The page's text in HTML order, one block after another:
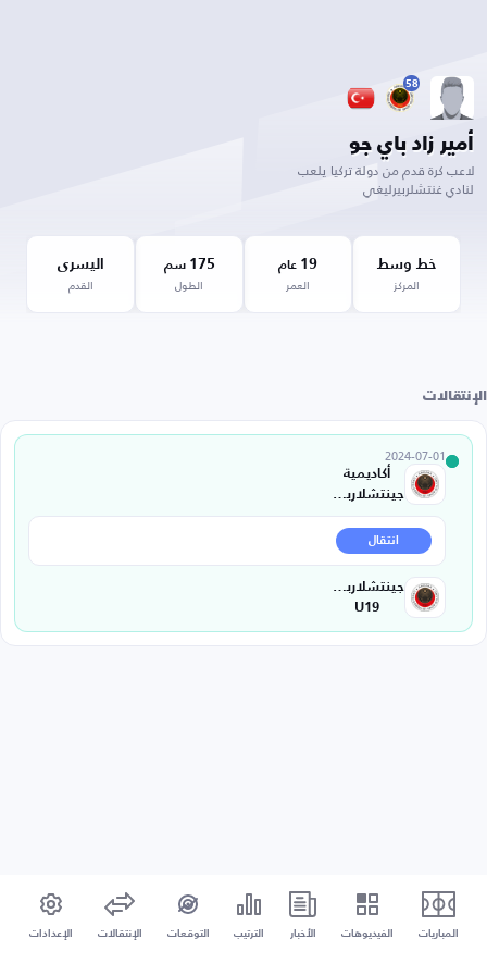
58
أمير زاد باي جو
لاعب كرة قدم من دولة تركيا يلعب
لنادي غنتشلربيرليغي
خط وسط
المركز
19 عام
العمر
175 سم
الطول
اليسرى
القدم
الإنتقالات
2024-07-01
أكاديمية
جينتشلاربيرليجي
انتقال
جينتشلاربيرليغي
U19
المباريات الفيديوهات الأخبار الترتيب التوقعات الإنتقالات الإعدادات